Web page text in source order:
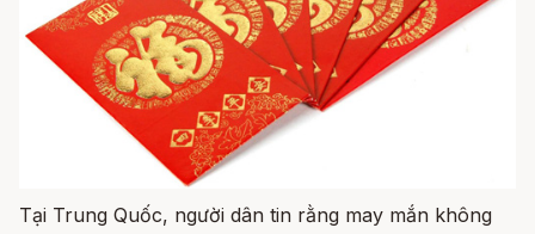
Tại Trung Quốc, người dân tin rằng may mắn không